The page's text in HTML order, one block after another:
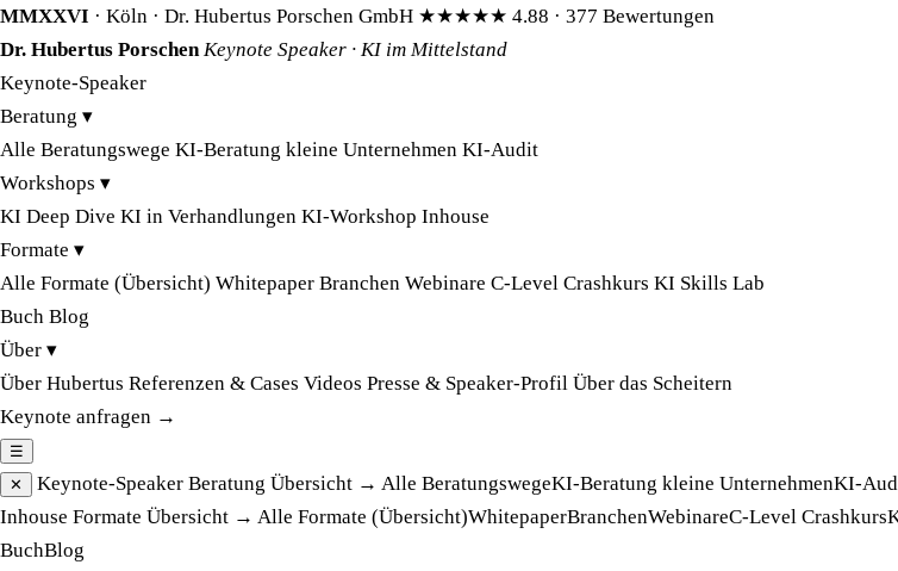
MMXXVI · Köln · Dr. Hubertus Porschen GmbH ★★★★★ 4.88 · 377 Bewertungen
Dr. Hubertus Porschen Keynote Speaker · KI im Mittelstand
Keynote-Speaker
Beratung ▾
Alle Beratungswege KI-Beratung kleine Unternehmen KI-Audit
Workshops ▾
KI Deep Dive KI in Verhandlungen KI-Workshop Inhouse
Formate ▾
Alle Formate (Übersicht) Whitepaper Branchen Webinare C-Level Crashkurs KI Skills Lab
Buch Blog
Über ▾
Über Hubertus Referenzen & Cases Videos Presse & Speaker-Profil Über das Scheitern
Keynote anfragen →
☰
✕
Keynote-Speaker Beratung Übersicht → Alle BeratungswegeKI-Beratung kleine UnternehmenKI-
Inhouse Formate Übersicht → Alle Formate (Übersicht)WhitepaperBranchenWebinareC-Level Crashkurs
BuchBlog